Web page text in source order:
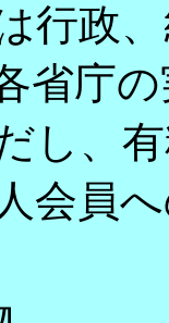
行政
省庁
し、
会員